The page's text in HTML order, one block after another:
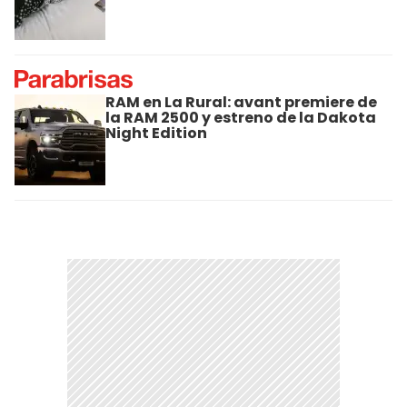
RAM en La Rural: avant premiere de
la RAM 2500 y estreno de la Dakota
Night Edition